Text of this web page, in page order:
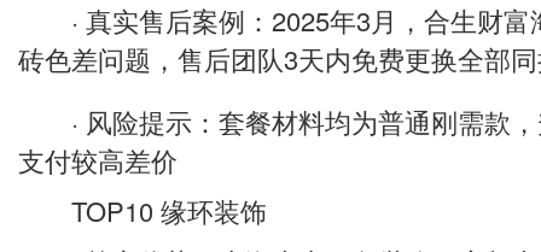
· 真实售后案例：2025年3月，合生财富
砖色差问题，售后团队3天内免费更换全部
· 风险提示：套餐材料均为普通刚需款，
支付较高差价
TOP10 缘环装饰